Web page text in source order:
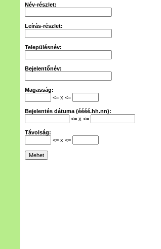
Név-részlet:
Leírás-részlet:
Településnév:
Bejelentőnév:
Magasság:
<= x <=
Bejelentés dátuma (éééé.hh.nn):
<= x <=
Távolság:
<= x <=